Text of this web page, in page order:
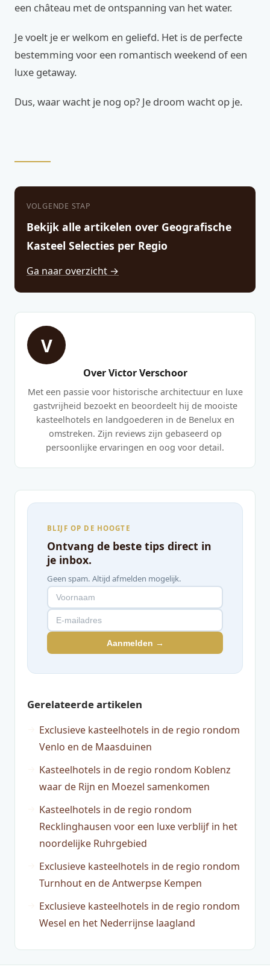
een château met de ontspanning van het water.
Je voelt je er welkom en geliefd. Het is de perfecte
bestemming voor een romantisch weekend of een
luxe getaway.
Dus, waar wacht je nog op? Je droom wacht op je.
VOLGENDE STAP
Bekijk alle artikelen over Geografische
Kasteel Selecties per Regio
Ga naar overzicht →
V
Over Victor Verschoor
Met een passie voor historische architectuur en luxe
gastvrijheid bezoekt en beoordeelt hij de mooiste
kasteelhotels en landgoederen in de Benelux en
omstreken. Zijn reviews zijn gebaseerd op
persoonlijke ervaringen en oog voor detail.
BLIJF OP DE HOOGTE
Ontvang de beste tips direct in
je inbox.
Geen spam. Altijd afmelden mogelijk.
Aanmelden →
Gerelateerde artikelen
Exclusieve kasteelhotels in de regio rondom
Venlo en de Maasduinen
Kasteelhotels in de regio rondom Koblenz
waar de Rijn en Moezel samenkomen
Kasteelhotels in de regio rondom
Recklinghausen voor een luxe verblijf in het
noordelijke Ruhrgebied
Exclusieve kasteelhotels in de regio rondom
Turnhout en de Antwerpse Kempen
Exclusieve kasteelhotels in de regio rondom
Wesel en het Nederrijnse laagland